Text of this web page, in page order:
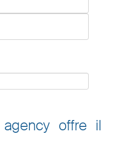
offre il